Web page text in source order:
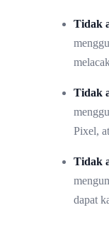
Tidak
Tidak
Pixel,
Tidak
dapat